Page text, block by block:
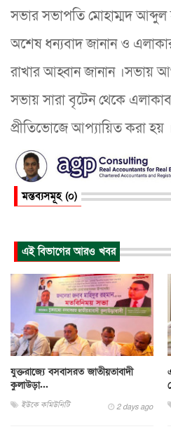
সভার সভাপতি মোহাম্মদ
অশেষ ধন‍্যবাদ জানান ও
রাখার আহ্বান জানান ।সভায়
সভায় সারা বৃটেন থেকে
প্রীতিভোজে আপ‍্যায়িত করা হয়
মন্তব্যসমূহ (০)
এই বিভাগের আরও খবর
যুক্তরাজ্যে বসবাসরত জাতীয়তাবাদী
কুলাউড়া...
ইউকে কমিউনিটি 2 days ago